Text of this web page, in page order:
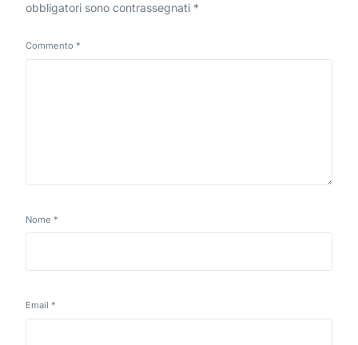
obbligatori sono contrassegnati *
Commento *
Nome *
Email *